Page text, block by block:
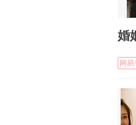
婚
网易